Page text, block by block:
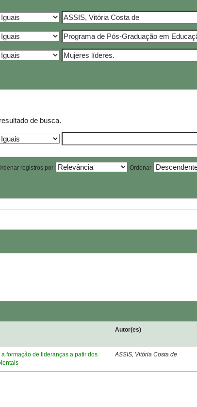
de busca.
registros por Ordenar
Autor(es)
a formação de lideranças a patir dos
ASSIS, Vitória Costa de